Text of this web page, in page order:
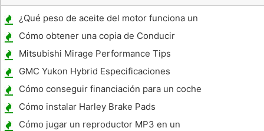
¿Qué peso de aceite del motor funciona un
VW VR6 uso ?
Cómo obtener una copia de Conducir
Record
Mitsubishi Mirage Performance Tips
GMC Yukon Hybrid Especificaciones
Cómo conseguir financiación para un coche
exótico
Cómo instalar Harley Brake Pads
Cómo jugar un reproductor MP3 en un